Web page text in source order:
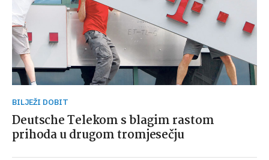
BILJEŽI DOBIT
Deutsche Telekom s blagim rastom
prihoda u drugom tromjesečju